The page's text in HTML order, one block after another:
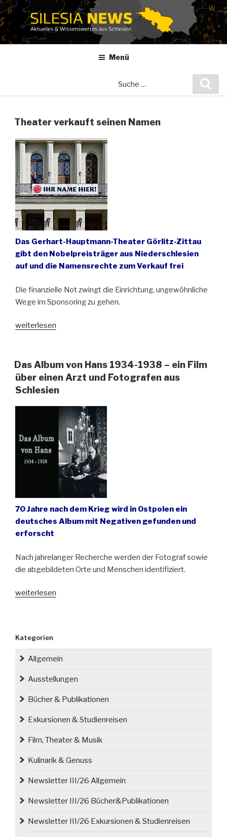
Zum
Inhalt
springen
Menü
Theater verkauft seinen Namen
Das Gerhart-Hauptmann-Theater Görlitz-Zittau
gibt den Nobelpreisträger aus Niederschlesien
auf und die Namensrechte zum Verkauf frei
Die finanzielle Not zwingt die Einrichtung, ungewöhnliche
Wege im Sponsoring zu gehen.
„Theater
Namen“
weiterlesen
Das Album von Hans 1934-1938 – ein Film
über einen Arzt und Fotografen aus
Schlesien
70 Jahre nach dem Krieg wird in Ostpolen ein
deutsches Album mit Negativen gefunden und
erforscht
Nach jahrelanger Recherche werden der Fotograf sowie
die abgebildeten Orte und Menschen identifiziert.
„Das
1934-
1938
ein
über
einen
und
aus
Schlesien“
weiterlesen
Kategorien
Allgemein
Ausstellungen
Bücher & Publikationen
Exkursionen & Studienreisen
Film, Theater & Musik
Kulinarik & Genuss
Newsletter III/26 Allgemein
Newsletter III/26 Bücher&Publikationen
Newsletter III/26 Exkursionen & Studienreisen